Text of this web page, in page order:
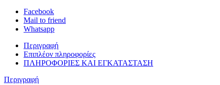
Facebook
Mail to friend
Whatsapp
Περιγραφή
Επιπλέον πληροφορίες
ΠΛΗΡΟΦΟΡΙΕΣ ΚΑΙ ΕΓΚΑΤΑΣΤΑΣΗ
Περιγραφή